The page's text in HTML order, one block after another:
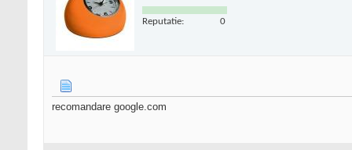
Reputatie: 0
recomandare google.com